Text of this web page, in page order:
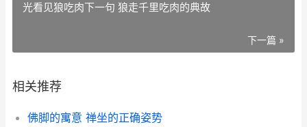
光看见狼吃肉下一句 狼走千里吃肉的典故
下一篇 »
相关推荐
佛脚的寓意 禅坐的正确姿势